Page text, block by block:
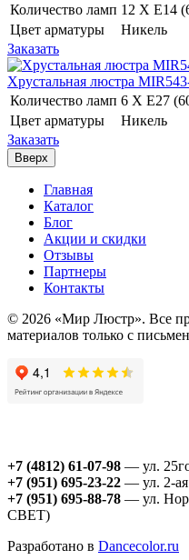
Количество ламп 12 Х E14
Цвет арматуры
Никель
Заказать
Хрустальная люстра
Количество ламп 6 Х E27
Цвет арматуры
Никель
Заказать
Вверх
Главная
Каталог
Блог
Акции и скидки
Отзывы
Партнеры
Контакты
© 2026 «Мир Люстр». Все
материалов только с
+7 (4812) 61-07-98 — ул.
+7 (951) 695-23-22 — ул. 2-ая
+7 (951) 695-88-78 — ул.
СВЕТ)
Разработано в Dancecolor.ru